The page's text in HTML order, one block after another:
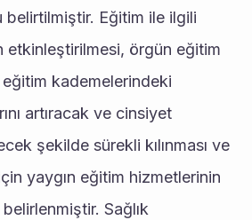
belirtilmiştir. Eğitim ile ilgili
etkinleştirilmesi, örgün eğitim
kademelerindeki
artıracak ve cinsiyet
şekilde sürekli kılınması ve
yaygın eğitim hizmetlerinin
belirlenmiştir. Sağlık